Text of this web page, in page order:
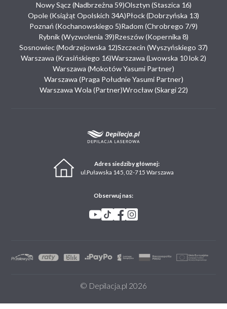
Nowy Sącz (Nadbrzeżna 59)Olsztyn (Staszica 16)
Opole (Książąt Opolskich 34A)Płock (Dobrzyńska 13)
Poznań (Kochanowskiego 5)Radom (Chrobrego 7/9)
Rybnik (Wyzwolenia 39)Rzeszów (Kopernika 8)
Sosnowiec (Modrzejowska 12)Szczecin (Wyszyńskiego 37)
Warszawa (Krasińskiego 16)Warszawa (Lwowska 10 lok 2)
Warszawa (Mokotów Yasumi Partner)
Warszawa (Praga Południe Yasumi Partner)
Warszawa Wola (Partner)Wrocław (Skargi 22)
Adres siedziby głównej:
ul.Puławska 145, 02-715 Warszawa
Obserwuj nas:
© Depilacja.pl 2026